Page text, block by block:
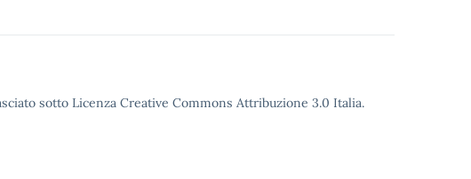
sotto Licenza Creative Commons Attribuzione 3.0 Italia.